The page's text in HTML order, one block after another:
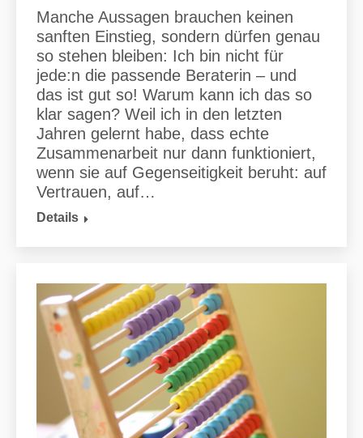
Manche Aussagen brauchen keinen
sanften Einstieg, sondern dürfen genau
so stehen bleiben: Ich bin nicht für
jede:n die passende Beraterin – und
das ist gut so! Warum kann ich das so
klar sagen? Weil ich in den letzten
Jahren gelernt habe, dass echte
Zusammenarbeit nur dann funktioniert,
wenn sie auf Gegenseitigkeit beruht: auf
Vertrauen, auf…
Details